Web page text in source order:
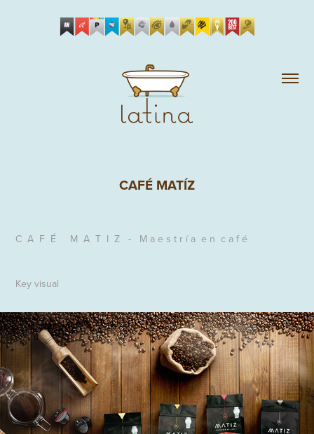
CAFÉ MATÍZ
C A F É M A T I Z - M a e s t r í a e n c a f é
Key visual